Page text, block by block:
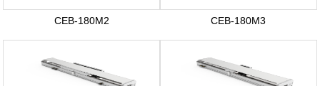
CEB-180M2 CEB-180M3